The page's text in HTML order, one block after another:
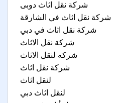
شركة نقل اثاث دوبى
شركة نقل اثاث في الشارقة
شركة نقل اثاث في دبي
شركة نقل الاثاث
شركه لنقل الاثاث
شرکة نقل اثاث
لنقل اثاث
لنقل اثاث دبي